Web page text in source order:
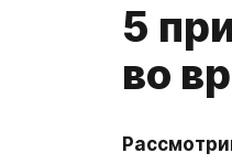
5
во